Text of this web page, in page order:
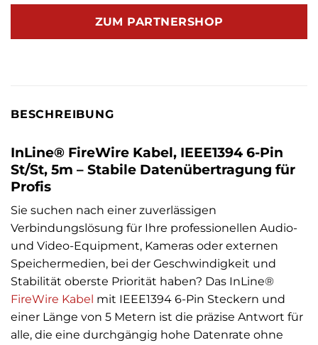
ZUM PARTNERSHOP
BESCHREIBUNG
InLine® FireWire Kabel, IEEE1394 6-Pin
St/St, 5m – Stabile Datenübertragung für
Profis
Sie suchen nach einer zuverlässigen
Verbindungslösung für Ihre professionellen Audio-
und Video-Equipment, Kameras oder externen
Speichermedien, bei der Geschwindigkeit und
Stabilität oberste Priorität haben? Das InLine®
FireWire Kabel mit IEEE1394 6-Pin Steckern und
einer Länge von 5 Metern ist die präzise Antwort für
alle, die eine durchgängig hohe Datenrate ohne